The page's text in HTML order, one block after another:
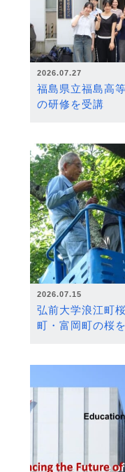
2026.07.27
福島県立福島高
の研修を受講
2026.07.15
弘前大学浪江町
町・富岡町の桜